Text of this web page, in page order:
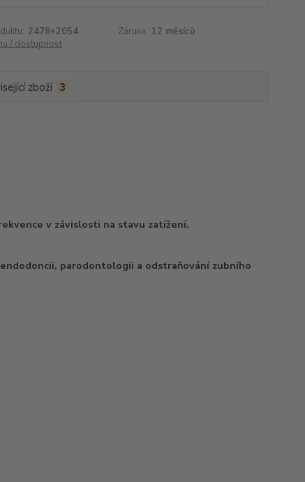
2478+2054 Záruka: 12 měsíců
/ dostupnost
zboží 3
v závislosti na stavu zatížení.
parodontologii a odstraňování zubního